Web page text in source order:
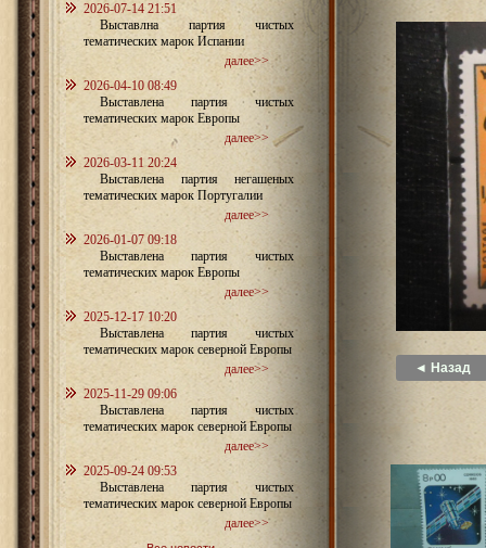
2026-07-14 21:51
Выставлна партия чистых
тематических марок Испании
далее>>
2026-04-10 08:49
Выставлена партия чистых
тематических марок Европы
далее>>
2026-03-11 20:24
Выставлена партия негашеных
тематических марок Португалии
далее>>
2026-01-07 09:18
Выставлена партия чистых
тематических марок Европы
далее>>
2025-12-17 10:20
Выставлена партия чистых
тематических марок северной Европы
далее>>
2025-11-29 09:06
Выставлена партия чистых
тематических марок северной Европы
далее>>
2025-09-24 09:53
Выставлена партия чистых
тематических марок северной Европы
далее>>
◄ Назад